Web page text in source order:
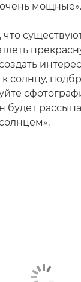
мощные».
что
солнцу,
будет